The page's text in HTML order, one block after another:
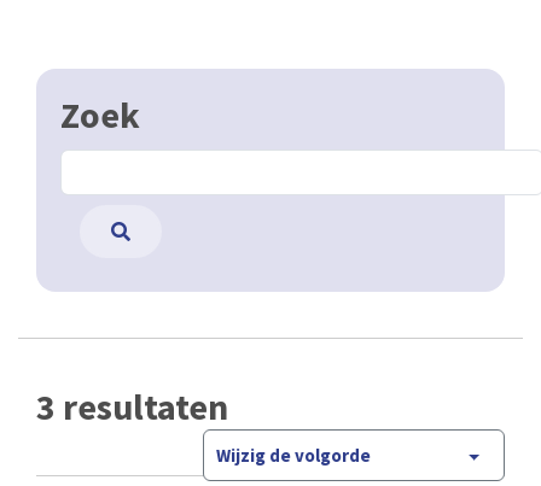
Zoek
3 resultaten
Wijzig de volgorde